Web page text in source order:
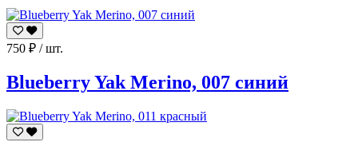
750 ₽ / шт.
Blueberry Yak Merino, 007 синий